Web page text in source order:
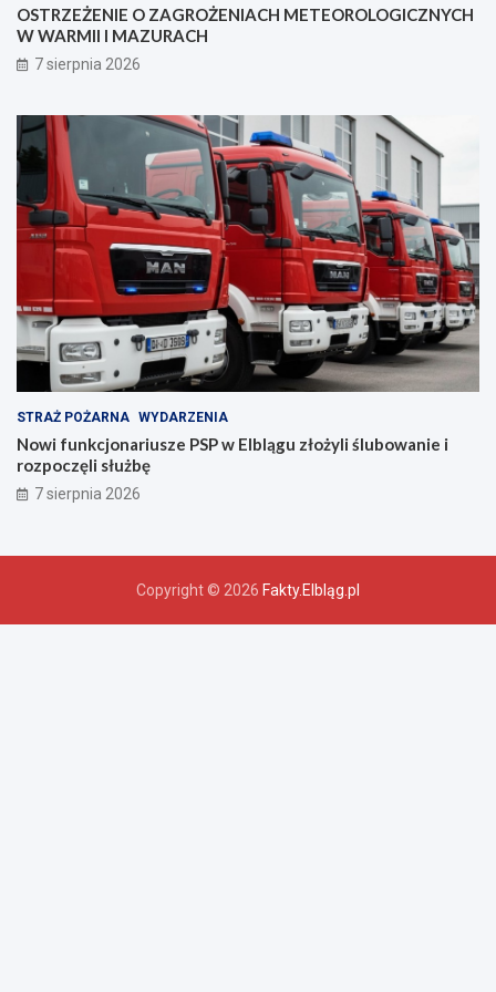
e
z
p
i
c
z
e
ń
s
t
w
z
a
n
i
OSTRZEŻENIE O ZAGROŻENIACH METEOROLOGICZNYCH
W WARMII I MAZURACH
7 sierpnia 2026
STRAŻ POŻARNA WYDARZENIA
Nowi funkcjonariusze PSP w Elblągu złożyli ślubowanie i
rozpoczęli służbę
7 sierpnia 2026
Copyright © 2026 Fakty.Elbląg.pl